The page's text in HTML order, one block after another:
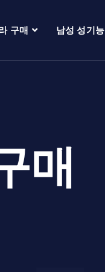
구매 남성 성기능
매